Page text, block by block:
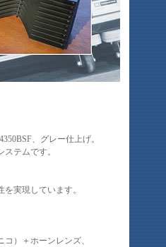
、グレー仕上げ。
テムです。
実現しています。
）＋ホーンレンズ、